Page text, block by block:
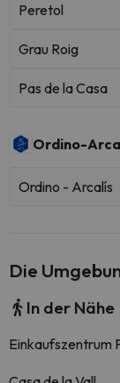
Peretol
Grau Roig
Pas de la Casa
Ordino-
Ordino - Arcalís
Die
In der Nähe
Einkaufszentrum